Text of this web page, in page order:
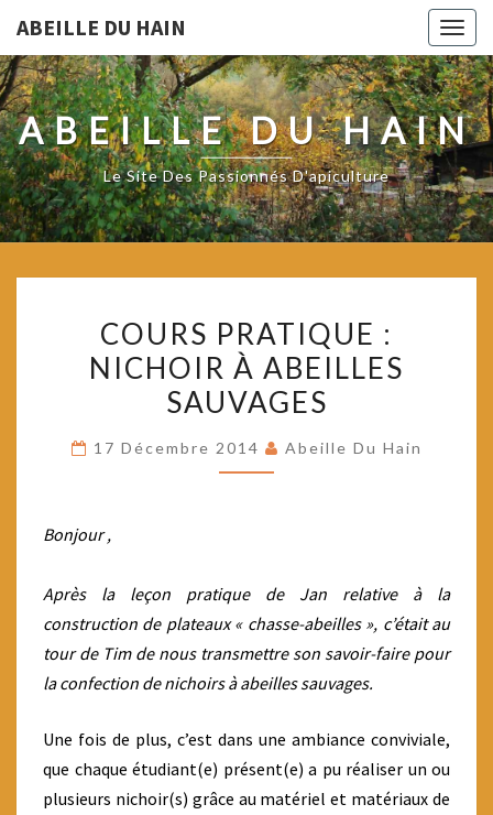
ABEILLE DU HAIN
ABEILLE DU HAIN
Le Site Des Passionnés D'apiculture
PRATIQUE
:
NICHOIR
ABEILLES
COURS PRATIQUE :
NICHOIR À ABEILLES
SAUVAGES
17 Décembre 2014 Abeille Du Hain
Bonjour ,
Après la leçon pratique de Jan relative à la
construction de plateaux « chasse-abeilles », c’était au
tour de Tim de nous transmettre son savoir-faire pour
la confection de nichoirs à abeilles sauvages.
Une fois de plus, c’est dans une ambiance conviviale,
que chaque étudiant(e) présent(e) a pu réaliser un ou
plusieurs nichoir(s) grâce au matériel et matériaux de